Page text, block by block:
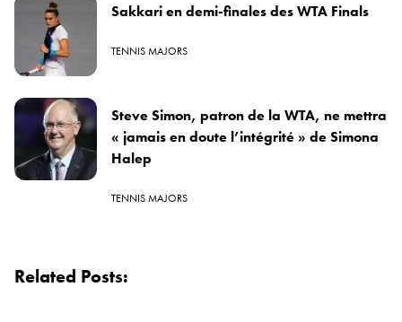
Sakkari en demi-finales des WTA Finals
TENNIS MAJORS
Steve Simon, patron de la WTA, ne mettra
« jamais en doute l’intégrité » de Simona
Halep
TENNIS MAJORS
Related Posts: